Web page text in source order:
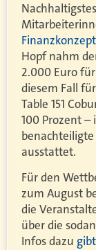
Hopf nahm
2.000 Euro
diesem Fall
Table 151
100 Prozent –
ausstattet.
Für den
zum August
die
über die
Infos dazu